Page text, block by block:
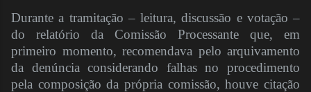
Durante a tramitação – leitura, discussão e votação –
do relatório da Comissão Processante que, em
primeiro momento, recomendava pelo arquivamento
da denúncia considerando falhas no procedimento
pela composição da própria comissão, houve citação